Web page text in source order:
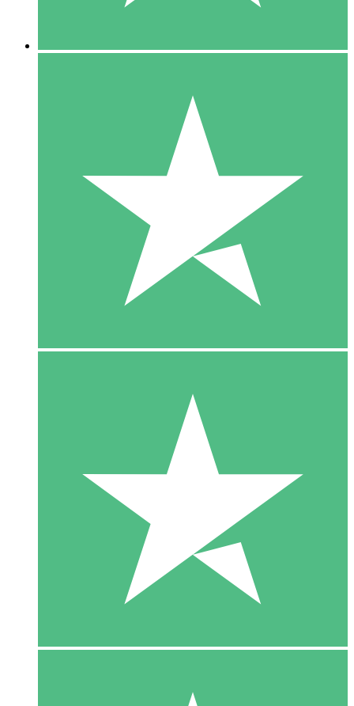
10 Descargas
20 00